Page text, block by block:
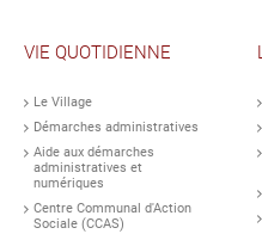
VIE QUOTIDIENNE
Le Village
Démarches administratives
Aide aux démarches
administratives et
numériques
Centre Communal d'Action
Sociale (CCAS)